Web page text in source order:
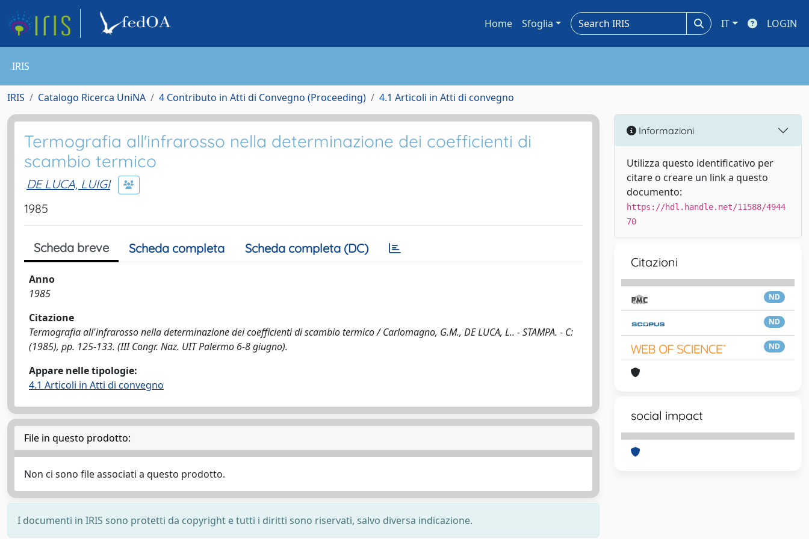
Home Sfoglia IT LOGIN
IRIS
IRIS Catalogo Ricerca UniNA 4 Contributo in Atti di Convegno (Proceeding) 4.1 Articoli in Atti di convegno
Termografia all'infrarosso nella determinazione dei coefficienti di
scambio termico
DE LUCA, LUIGI
1985
Scheda breve Scheda completa Scheda completa (DC)
Anno
1985
Citazione
Termografia all'infrarosso nella determinazione dei coefficienti di scambio termico / Carlomagno, G.M., DE LUCA, L.. - STAMPA. - C:
(1985), pp. 125-133. (III Congr. Naz. UIT Palermo 6-8 giugno).
Appare nelle tipologie:
4.1 Articoli in Atti di convegno
File in questo prodotto:
Non ci sono file associati a questo prodotto.
I documenti in IRIS sono protetti da copyright e tutti i diritti sono riservati, salvo diversa indicazione.
Informazioni
Utilizza questo identificativo per
citare o creare un link a questo
documento:
https://hdl.handle.net/11588/4944
70
Citazioni
ND
ND
ND
social impact